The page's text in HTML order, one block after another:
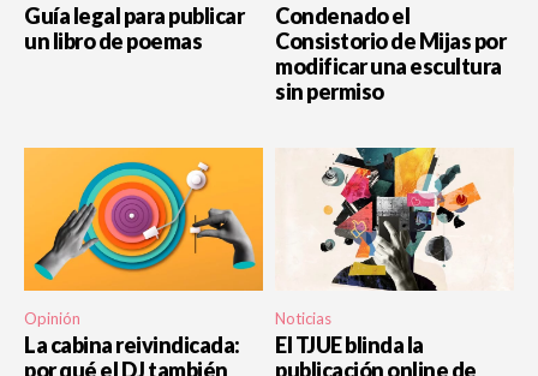
Guía legal para publicar
un libro de poemas
Condenado el
Consistorio de Mijas por
modificar una escultura
sin permiso
Opinión
La cabina reivindicada:
por qué el DJ también
Noticias
El TJUE blinda la
publicación online de